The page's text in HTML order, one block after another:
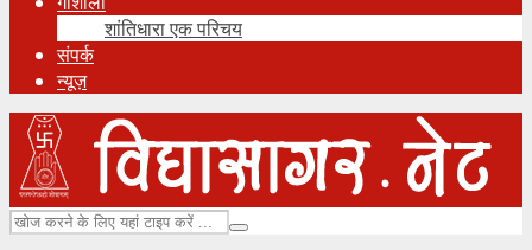
शांतिधारा एक परिचय
संपर्क
न्यूज़